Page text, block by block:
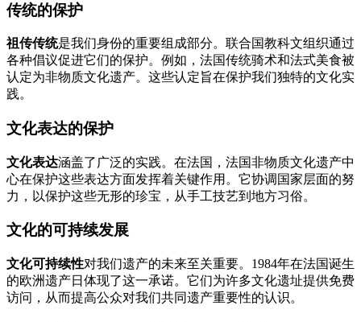
传统的保护
祖传传统是我们身份的重要组成部分。联合国教科文组织通过
各种倡议促进它们的保护。例如，法国传统骑术和法式美食被
认定为非物质文化遗产。这些认定旨在保护我们独特的文化实
践。
文化表达的保护
文化表达涵盖了广泛的实践。在法国，法国非物质文化遗产中
心在保护这些表达方面发挥着关键作用。它协调国家层面的努
力，以保护这些无形的珍宝，从手工技艺到地方习俗。
文化的可持续发展
文化可持续性对我们遗产的未来至关重要。1984年在法国诞生
的欧洲遗产日体现了这一承诺。它们为许多文化遗址提供免费
访问，从而提高公众对我们共同遗产重要性的认识。